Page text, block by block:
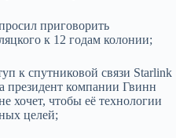
приговорить
к 12 годам колонии;
к спутниковой связи Starlink
компании Гвинн
хочет, чтобы её технологии
целей;